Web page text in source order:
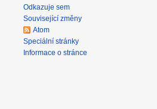
Odkazuje sem
Související změny
Atom
Speciální stránky
Informace o stránce